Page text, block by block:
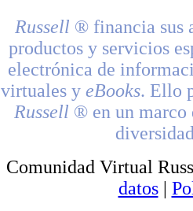
Russell ® financia sus
productos y servicios
electrónica de
virtuales y eBooks. Ello
Russell ® en un marco
Comunidad Virtual
datos|